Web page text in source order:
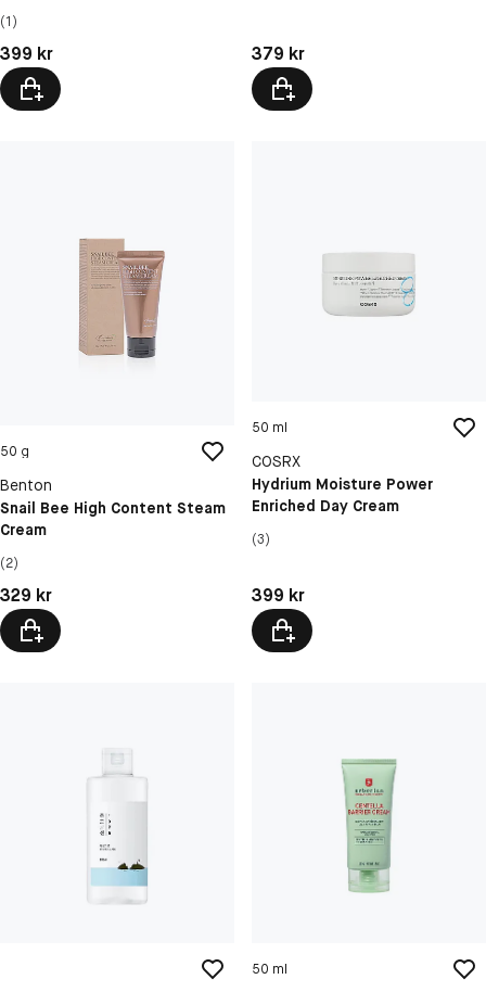
(1)
Pris: 399 kr
399 kr Pris: 379 kr
379 kr
50 g
Benton
Snail Bee High Content Steam
Cream
(2)
Pris: 329 kr
329 kr
50 ml
COSRX
Hydrium Moisture Power
Enriched Day Cream
(3)
Pris: 399 kr
399 kr
50 ml